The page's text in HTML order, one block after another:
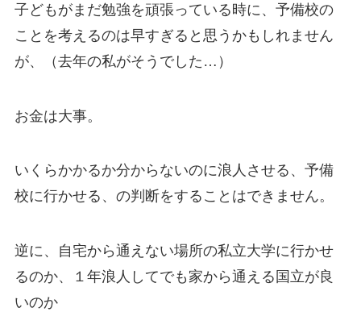
子どもがまだ勉強を頑張っている時に、予備校の
ことを考えるのは早すぎると思うかもしれません
が、（去年の私がそうでした…）
お金は大事。
いくらかかるか分からないのに浪人させる、予備
校に行かせる、の判断をすることはできません。
逆に、自宅から通えない場所の私立大学に行かせ
るのか、１年浪人してでも家から通える国立が良
いのか